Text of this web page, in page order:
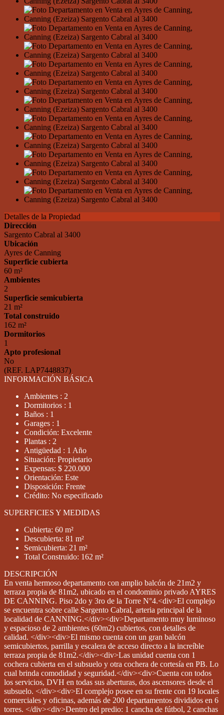
Detalles de la Propiedad
Dirección
Sargento Cabral al 3400
Ubicación
Ayres de Canning
Superficie cubierta
60 m²
Ambientes
2
Superficie semicubierta
21 m²
Total construido
162 m²
Dormitorios
1
Apto profesional
No
(REF. LAP7448837)
INFORMACIÓN BÁSICA
Ambientes : 2
Dormitorios : 1
Baños : 1
Garages : 1
Condición: Excelente
Plantas : 2
Antigüedad : 1 Año
Situación: Propietario
Expensas: $ 220.000
Orientación: Este
Disposición: Frente
Crédito: No especificado
SUPERFICIES Y MEDIDAS
Cubierta: 60 m²
Descubierta: 81 m²
Semicubierta: 21 m²
Total Construido: 162 m²
DESCRIPCIÓN
En venta hermoso departamento con amplio balcón de 21m2 y
terraza propia de 81m2, ubicado en el condominio privado AYRES
DE CANNING. Piso 2do y 3ro de la Torre N°4.<div>El complejo
se encuentra sobre calle Sargento Cabral, arteria principal de la
localidad de CANNING.</div><div>Departamento muy luminoso
y espacioso de 2 ambientes (60m2) cubiertos, con detalles de
calidad. </div><div>El mismo cuenta con un gran balcón
semicubiertos, parrilla y escalera de acceso directo a la increíble
terraza propia de 81m2.</div><div>Las unidad cuenta con 1
cochera cubierta en el subsuelo y otra cochera de cortesía en PB. Lo
cual brinda comodidad y seguridad.</div><div>Cuenta con todos
los servicios, DVH en todas sus aberturas, dos ascensores desde el
subsuelo. </div><div>El complejo posee en su frente con 19 locales
comerciales y oficinas, además de 200 departamentos divididos en 6
torres. </div><div>Dentro del predio: 1 cancha de fútbol, 2 canchas